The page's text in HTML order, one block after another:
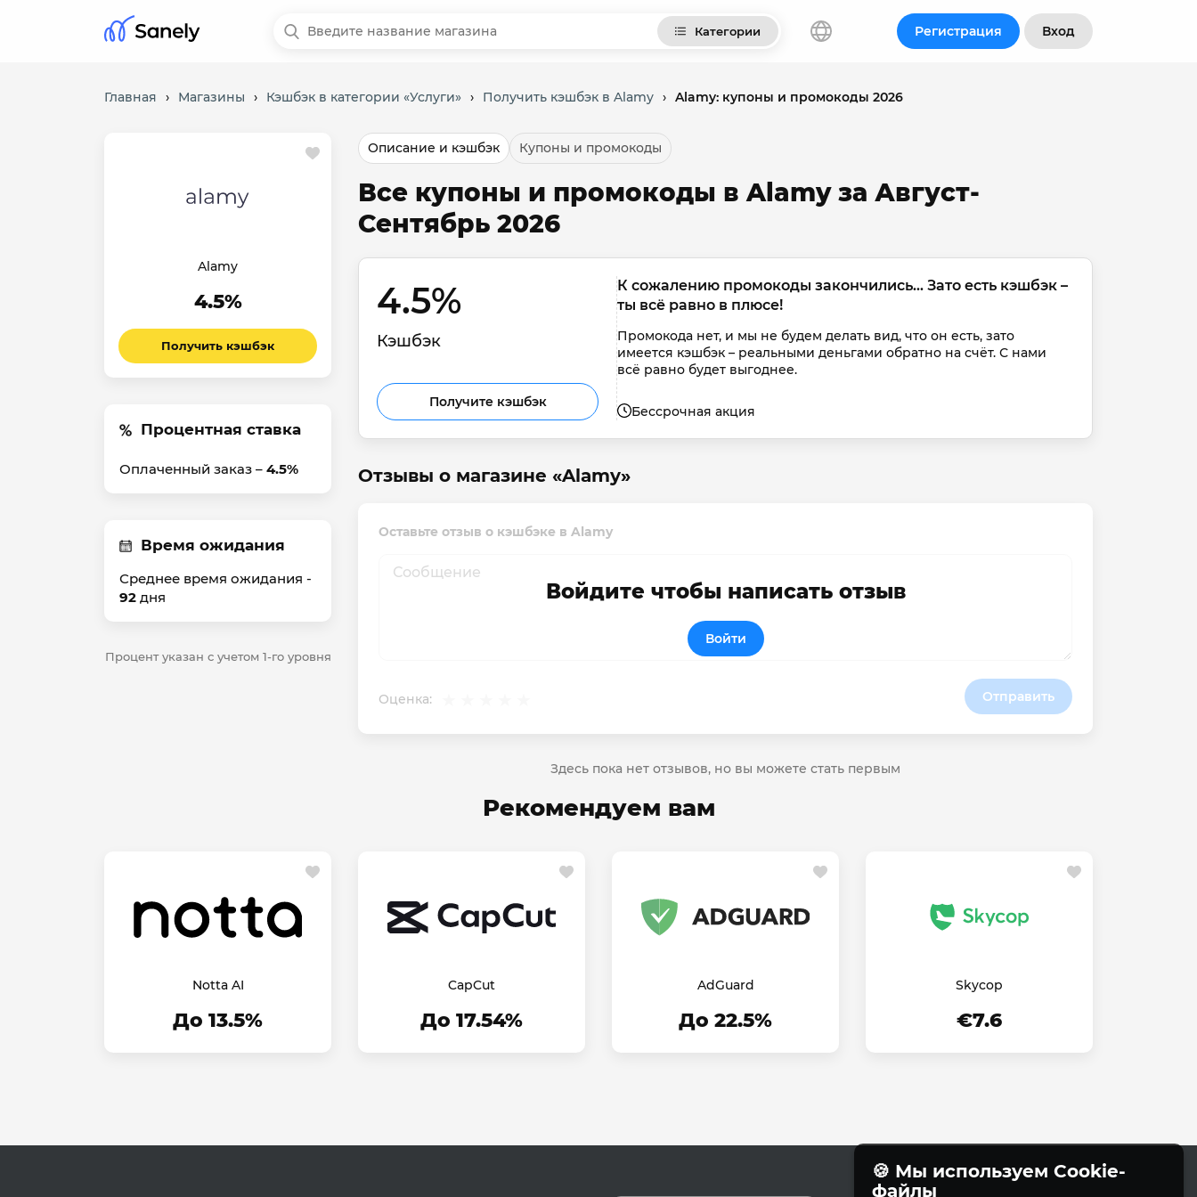
Категории Регистрация Вход
Главная › Магазины › Кэшбэк в категории «Услуги» › Получить кэшбэк в Alamy › Alamy: купоны и промокоды 2026
Alamy
4.5%
Получить кэшбэк
Процентная ставка
Оплаченный заказ – 4.5%
Время ожидания
Среднее время ожидания -
92 дня
Процент указан с учетом 1-го уровня
Описание и кэшбэк Купоны и промокоды
Все купоны и промокоды в Alamy за Август-
Сентябрь 2026
4.5%
Кэшбэк
Получите кэшбэк
К сожалению промокоды закончились... Зато есть кэшбэк –
ты всё равно в плюсе!
Промокода нет, и мы не будем делать вид, что он есть, зато
имеется кэшбэк – реальными деньгами обратно на счёт. С нами
всё равно будет выгоднее.
Бессрочная акция
Отзывы о магазине «Alamy»
Оставьте отзыв о кэшбэке в Alamy
Оценка: Отправить
Войдите чтобы написать отзыв
Войти
Здесь пока нет отзывов, но вы можете стать первым
Рекомендуем вам
Notta AI
До 13.5%
CapCut
До 17.54%
AdGuard
До 22.5%
Skycop
€7.6
🍪 Мы используем Cookie-
файлы